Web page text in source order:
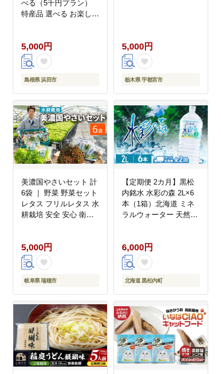
べる（5千円プラン）
特産品 選べる お楽しみ
【140_1402】
5,000円
島根県 浜田市
5,000円
栃木県 宇都宮市
美濃国やさいセット 計
6袋 ｜ 野菜 野菜セット
レタス フリルレタス 水
耕栽培 安全 安心 衛生
イッチ ※離島への配送
不可
5,000円
岐阜県 瑞穂市
【定期便 2カ月】黒松
内銘水 水彩の森 2L×6
本（1箱）北海道 ミネ
ラルウォーター 天然水
然水 アウトドア キャン
プ 飲料水 防災 災害 備
蓄
6,000円
北海道 黒松内町